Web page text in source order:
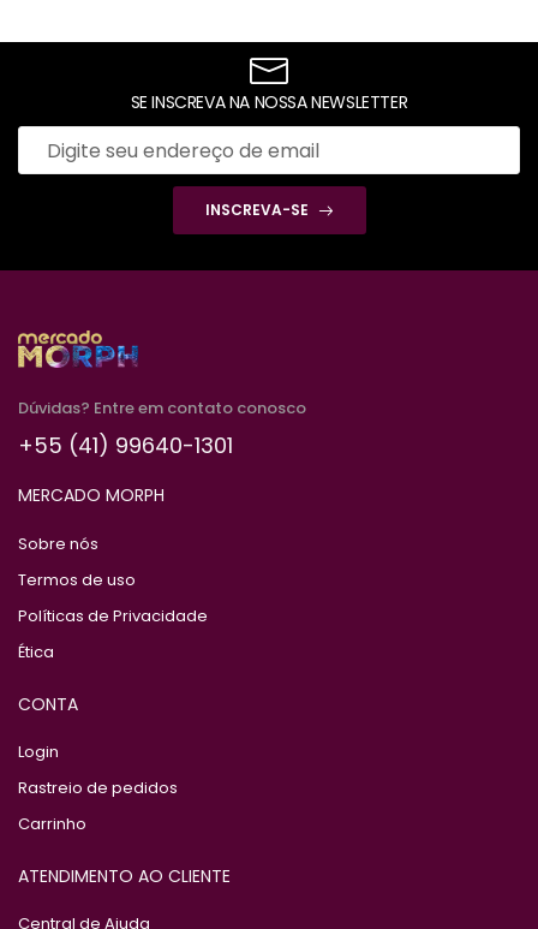
SE INSCREVA NA NOSSA NEWSLETTER
INSCREVA-SE
Dúvidas? Entre em contato conosco
+55 (41) 99640-1301
MERCADO MORPH
Sobre nós
Termos de uso
Políticas de Privacidade
Ética
CONTA
Login
Rastreio de pedidos
Carrinho
ATENDIMENTO AO CLIENTE
Central de Ajuda